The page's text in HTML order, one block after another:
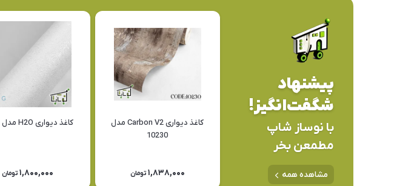
پیشنهاد
شگفت‌انگیز!
با نوساز شاپ
مطمعن بخر
مشاهده همه
کاغذ دیواری Carbon V2 مدل
10230
1,838,000 تومان
کاغذ دیواری H2O مدل 903G
1,800,000 تومان